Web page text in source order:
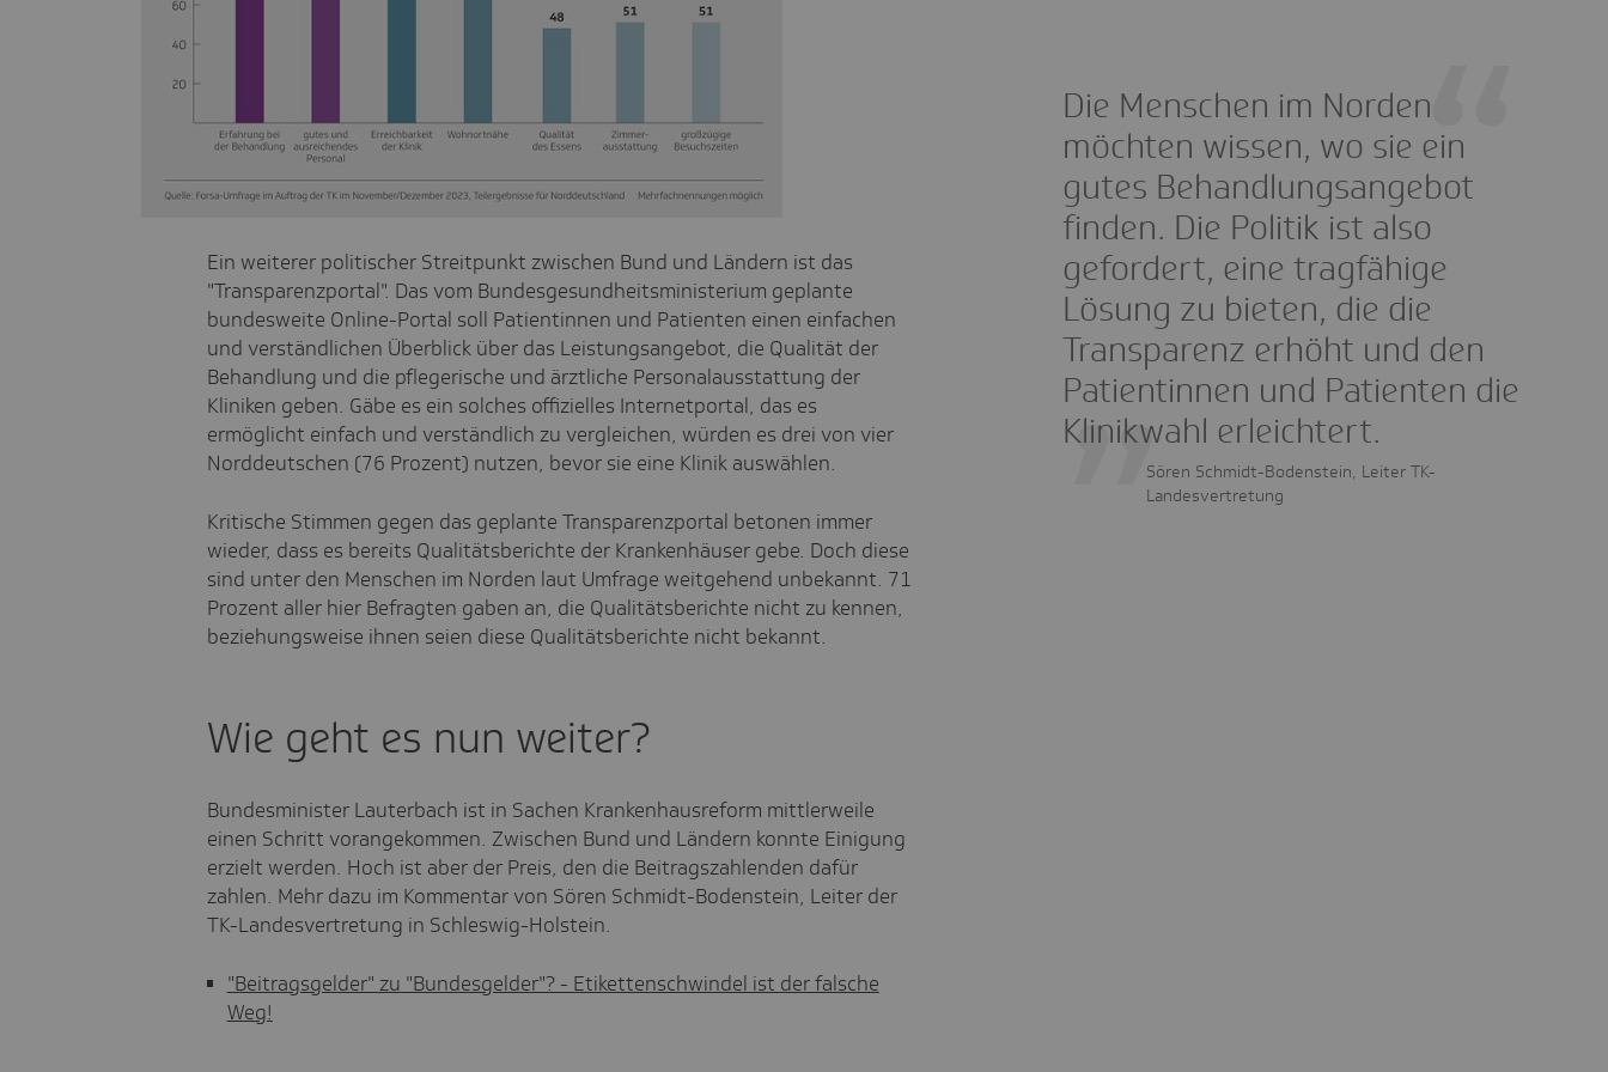
Ein weiterer politischer Streitpunkt zwischen Bund und Ländern ist das
"Transparenzportal". Das vom Bundesgesundheitsministerium geplante
bundesweite Online-Portal soll Patientinnen und Patienten einen einfachen
und verständlichen Überblick über das Leistungsangebot, die Qualität der
Behandlung und die pflegerische und ärztliche Personalausstattung der
Kliniken geben. Gäbe es ein solches offizielles Internetportal, das es
ermöglicht einfach und verständlich zu vergleichen, würden es drei von vier
Norddeutschen (76 Prozent) nutzen, bevor sie eine Klinik auswählen.
Die Menschen im Norden
möchten wissen, wo sie ein
gutes Behandlungsangebot
finden. Die Politik ist also
gefordert, eine tragfähige
Lösung zu bieten, die die
Transparenz erhöht und den
Patientinnen und Patienten die
Klinikwahl erleichtert.
Sören Schmidt-Bodenstein, Leiter TK-
Landesvertretung
Kritische Stimmen gegen das geplante Transparenzportal betonen immer
wieder, dass es bereits Qualitätsberichte der Krankenhäuser gebe. Doch diese
sind unter den Menschen im Norden laut Umfrage weitgehend unbekannt. 71
Prozent aller hier Befragten gaben an, die Qualitätsberichte nicht zu kennen,
beziehungsweise ihnen seien diese Qualitätsberichte nicht bekannt.
Wie geht es nun weiter?
Bundesminister Lauterbach ist in Sachen Krankenhausreform mittlerweile
einen Schritt vorangekommen. Zwischen Bund und Ländern konnte Einigung
erzielt werden. Hoch ist aber der Preis, den die Beitragszahlenden dafür
zahlen. Mehr dazu im Kommentar von Sören Schmidt-Bodenstein, Leiter der
TK-Landesvertretung in Schleswig-Holstein.
"Beitragsgelder" zu "Bundesgelder"? - Etikettenschwindel ist der falsche
Weg!